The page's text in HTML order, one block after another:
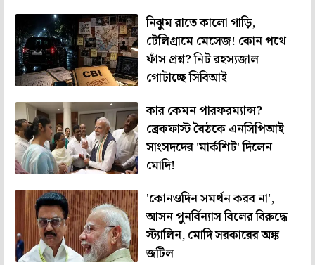
নিঝুম রাতে কালো গাড়ি,
টেলিগ্রামে মেসেজ! কোন পথে
ফাঁস প্রশ্ন? নিট রহস্যজাল
গোটাচ্ছে সিবিআই
কার কেমন পারফরম্যান্স?
ব্রেকফাস্ট বৈঠকে এনসিপিআই
সাংসদদের 'মার্কশিট' দিলেন
মোদি!
'কোনওদিন সমর্থন করব না',
আসন পুনর্বিন্যাস বিলের বিরুদ্ধে
স্ট্যালিন, মোদি সরকারের অঙ্ক
জটিল